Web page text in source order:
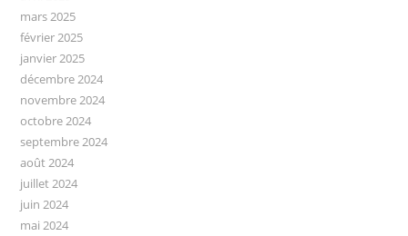
mars 2025
février 2025
janvier 2025
décembre 2024
novembre 2024
octobre 2024
septembre 2024
août 2024
juillet 2024
juin 2024
mai 2024